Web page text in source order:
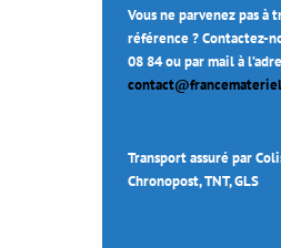
Vous ne parvenez pas à
référence ? Contactez-
08 84 ou par mail à
Transport assuré par
Chronopost, TNT, GLS